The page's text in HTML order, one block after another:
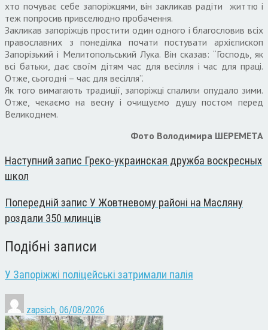
хто почуває себе запоріжцями, він закликав радіти життю і
теж попросив привселюдно пробачення.
Закликав запоріжців простити один одного і благословив всіх
православних з понеділка почати постувати архієпископ
Запорізький і Мелитопольський Лука. Він сказав: “Господь, як
всі батьки, дає своїм дітям час для весілля і час для праці.
Отже, сьогодні – час для весілля”.
Як того вимагають традиції, запоріжці спалили опудало зими.
Отже, чекаємо на весну і очищуємо душу постом перед
Великоднем.
Фото Володимира ШЕРЕМЕТА
Наступний запис Греко-украинская дружба воскресных
школ
Попередній запис У Жовтневому районі на Масляну
роздали 350 млинців
Подібні записи
У Запоріжжі поліцейські затримали палія
zapsich, 06/08/2026